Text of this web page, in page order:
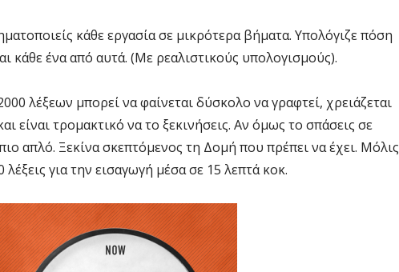
κάθε εργασία σε μικρότερα βήματα. Υπολόγιζε πόση
κάθε ένα από αυτά. (Με ρεαλιστικούς υπολογισμούς).
λέξεων μπορεί να φαίνεται δύσκολο να γραφτεί, χρειάζεται
είναι τρομακτικό να το ξεκινήσεις. Αν όμως το σπάσεις σε
απλό. Ξεκίνα σκεπτόμενος τη Δομή που πρέπει να έχει. Μόλις
για την εισαγωγή μέσα σε 15 λεπτά κοκ.